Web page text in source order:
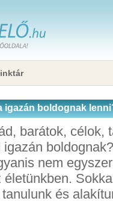
igazán boldognak
barátok, célok,
nem
és